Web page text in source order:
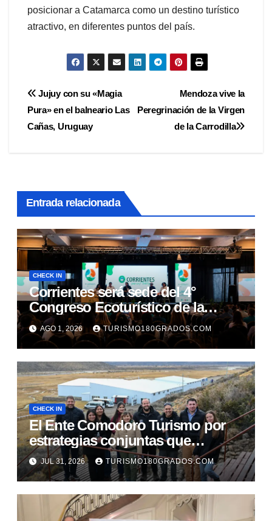
posicionar a Catamarca como un destino turístico
atractivo, en diferentes puntos del país.
Navegación
de
Mendoza vive la
Peregrinación de la Virgen
de la Carrodilla
Jujuy con su «Magia
Pura» en el balneario Las
Cañas, Uruguay
Entrada relacionada
CHECK IN
Corrientes será sede del 4°
Congreso Ecoturístico de la
Región Litoral
AGO 1, 2026 TURISMO180GRADOS.COM
CHECK IN
El Ente Comodoro Turismo por
estrategias conjuntas que
fortalezcan la actividad en la
región
JUL 31, 2026 TURISMO180GRADOS.COM